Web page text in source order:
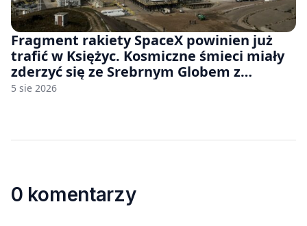
Fragment rakiety SpaceX powinien już
trafić w Księżyc. Kosmiczne śmieci miały
zderzyć się ze Srebrnym Globem z
prędkością 8690 km/h
5 sie 2026
0 komentarzy